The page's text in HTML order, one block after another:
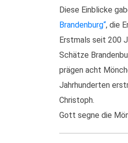
Diese Einblicke
Brandenburg“, die
Erstmals seit 200
Schätze
prägen acht
Jahrhunderten
Christoph.
Gott segne die